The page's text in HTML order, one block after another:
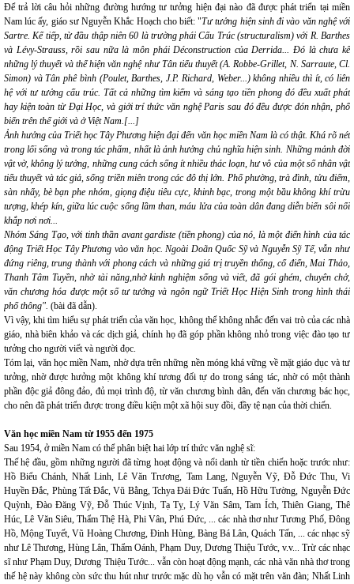
Để trả lời câu hỏi những đường hướng tư tưởng hiện đại nào đã được phát triển tại miền
Nam lúc ấy, giáo sư Nguyễn Khắc Hoạch cho biết: "Tư tưởng hiện sinh đi vào văn nghệ với
Sartre. Kế tiếp, từ đầu thập niên 60 là trường phái Cấu Trúc (structuralism) với R. Barthes
và Lévy-Strauss, rồi sau nữa là môn phái Déconstruction của Derrida... Đó là chưa kể
những lý thuyết và thể hiện văn nghệ như Tân tiểu thuyết (A. Robbe-Grillet, N. Sarraute, Cl.
Simon) và Tân phê bình (Poulet, Barthes, J.P. Richard, Weber...) không nhiều thì ít, có liên
hệ với tư tưởng cấu trúc. Tất cả những tìm kiếm và sáng tạo tiền phong đó đều xuất phát
hay kiện toàn từ Đại Học, và giới trí thức văn nghệ Paris sau đó đều được đón nhận, phổ
biến trên thế giới và ở Việt Nam.[...]
Ảnh hưởng của Triết học Tây Phương hiện đại đến văn học miền Nam là có thật. Khá rõ nét
trong lối sống và trong tác phẩm, nhất là ảnh hưởng chủ nghĩa hiện sinh. Những mảnh đời
vật vờ, không lý tưởng, những cung cách sống ít nhiều thác loạn, hư vô của một số nhân vật
tiểu thuyết và tác giả, sống triền miên trong các đô thị lớn. Phố phường, trà đình, tửu điếm,
sàn nhẩy, bè bạn phe nhóm, giọng điệu tiêu cực, khinh bạc, trong một bầu không khí trừu
tượng, khép kín, giữa lúc cuộc sống lầm than, máu lửa của toàn dân đang diễn biến sôi nổi
khắp nơi nơi...
Nhóm Sáng Tạo, với tinh thần avant gardiste (tiền phong) của nó, là một điển hình của tác
động Triết Học Tây Phương vào văn học. Ngoài Doãn Quốc Sỹ và Nguyễn Sỹ Tế, vẫn như
đứng riêng, trung thành với phong cách và những giá trị truyền thống, cổ điển, Mai Thảo,
Thanh Tâm Tuyền, nhờ tài năng,nhờ kinh nghiệm sống và viết, đã gói ghém, chuyên chở,
văn chương hóa được một số tư tưởng và ngôn ngữ Triết Học Hiện Sinh trong hình thái
phổ thông". (bài đã dẫn).
Vì vậy, khi tìm hiểu sự phát triển của văn học, không thể không nhắc đến vai trò của các nhà
giáo, nhà biên khảo và các dịch giả, chính họ đã góp phần không nhỏ trong việc đào tạo tư
tưởng cho người viết và người đọc.
Tóm lại, văn học miền Nam, nhờ dựa trên những nền móng khá vững về mặt giáo dục và tư
tưởng, nhờ được hưởng một không khí tương đối tự do trong sáng tác, nhờ có một thành
phần độc giả đông đảo, đủ mọi trình độ, từ văn chương bình dân, đến văn chương bác học,
cho nên đã phát triển được trong điều kiện một xã hội suy đồi, đầy tệ nạn của thời chiến.
Văn học miền Nam từ 1955 đến 1975
Sau 1954, ở miền Nam có thể phân biệt hai lớp trí thức văn nghệ sĩ:
Thế hệ đầu, gồm những người đã từng hoạt động và nổi danh từ tiền chiến hoặc trước như:
Hồ Biểu Chánh, Nhất Linh, Lê Văn Trương, Tam Lang, Nguyễn Vỹ, Đỗ Đức Thu, Vi
Huyền Đắc, Phùng Tất Đắc, Vũ Bằng, Tchya Đái Đức Tuấn, Hồ Hữu Tường, Nguyễn Đức
Quỳnh, Đào Đăng Vỹ, Đỗ Thúc Vịnh, Tạ Tỵ, Lý Văn Sâm, Tam Ích, Thiên Giang, Thê
Húc, Lê Văn Siêu, Thẩm Thệ Hà, Phi Vân, Phú Đức, ... các nhà thơ như Tương Phố, Đông
Hồ, Mộng Tuyết, Vũ Hoàng Chương, Đinh Hùng, Bàng Bá Lân, Quách Tấn, ... các nhạc sỹ
như Lê Thương, Hùng Lân, Thẩm Oánh, Phạm Duy, Dương Thiệu Tước, v.v... Trừ các nhạc
sĩ như Phạm Duy, Dương Thiệu Tước... vẫn còn hoạt động mạnh, các nhà văn nhà thơ trong
thế hệ này không còn sức thu hút như trước mặc dù họ vẫn có mặt trên văn đàn; Nhất Linh